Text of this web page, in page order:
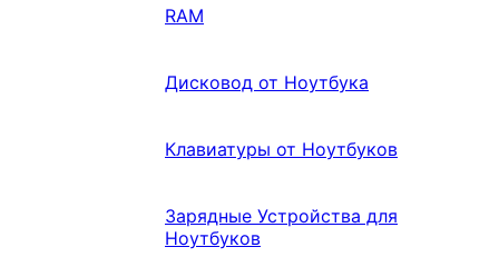
RAM
Дисковод от Ноутбука
Клавиатуры от Ноутбуков
Зарядные Устройства для
Ноутбуков